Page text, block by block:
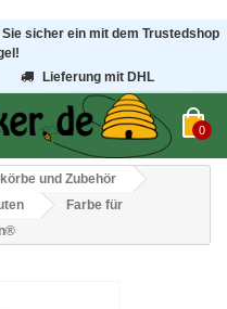
sicher ein mit dem Trustedshop
Lieferung mit DHL
0
und Zubehör
Farbe für